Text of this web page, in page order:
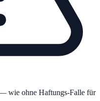
wie ohne Haftungs-Falle für